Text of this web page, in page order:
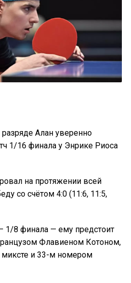
Алан уверенно
1/16 финала у Энрике Риоса
на протяжении всей
со счётом 4:0 (11:6, 11:5,
8 финала — ему предстоит
Флавиеном Котоном,
и 33-м номером